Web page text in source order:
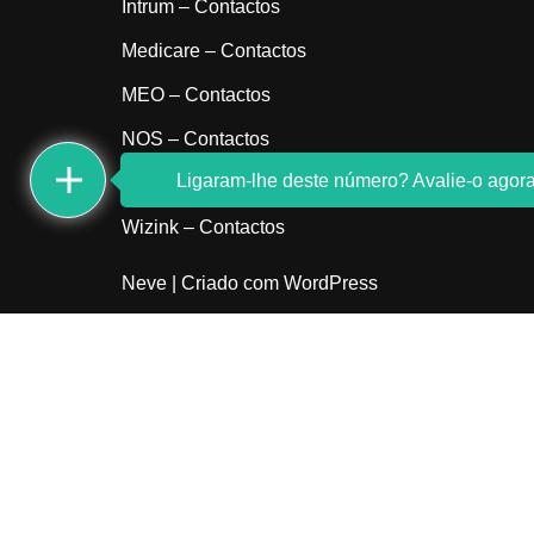
Intrum – Contactos
Medicare – Contactos
MEO – Contactos
NOS – Contactos
Sem indicativo
Wizink – Contactos
Neve | Criado com WordPress
Ligaram-lhe deste número? Avalie-o